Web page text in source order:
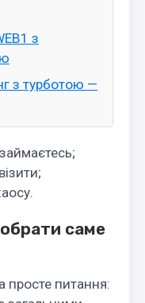
з
з турботою —
саме
просте питання: